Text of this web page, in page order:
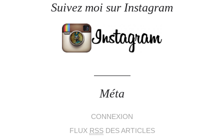
Suivez moi sur Instagram
Méta
CONNEXION
FLUX RSSDES ARTICLES